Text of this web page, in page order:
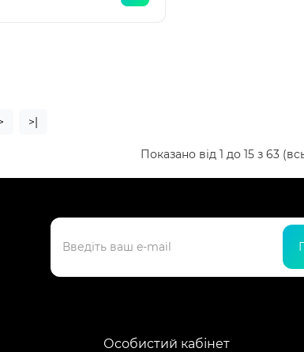
>|
Показано від 1 до 15 з 63
Особистий кабінет